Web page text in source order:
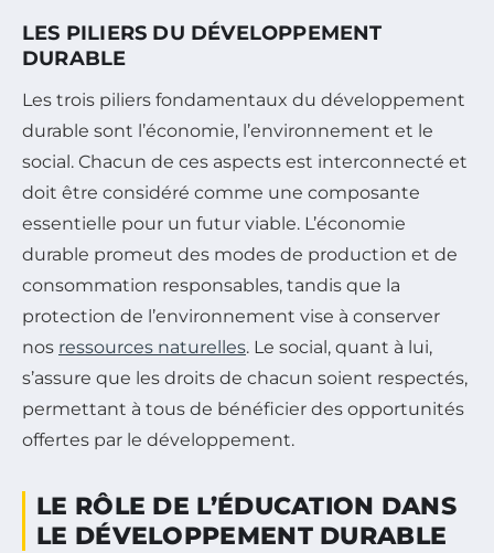
LES PILIERS DU DÉVELOPPEMENT
DURABLE
Les trois piliers fondamentaux du développement
durable sont l’économie, l’environnement et le
social. Chacun de ces aspects est interconnecté et
doit être considéré comme une composante
essentielle pour un futur viable. L’économie
durable promeut des modes de production et de
consommation responsables, tandis que la
protection de l’environnement vise à conserver
nos ressources naturelles. Le social, quant à lui,
s’assure que les droits de chacun soient respectés,
permettant à tous de bénéficier des opportunités
offertes par le développement.
LE RÔLE DE L’ÉDUCATION DANS
LE DÉVELOPPEMENT DURABLE